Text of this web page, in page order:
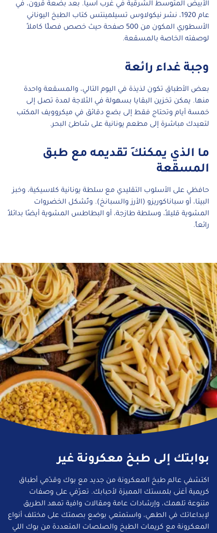
الأبيض المتوسط الشرقية في غرب آسيا. بعد بضعة قرون، في
عام 1920، نشر نيكولاوس تسيلمينتس كتاب الطبخ اليوناني
الأسطوري المكون من 500 صفحة حيث خصص فصلًا كاملاً
لوصفته الخاصة بالمسقعة.
وجبة غداء رائعة
بعض الأطباق تكون لذيذة في اليوم التالي، والمسقعة واحدة
منها. يمكن تخزين البقايا بسهولة في الثلاجة لمدة تصل إلى
خمسة أيام وتحتاج فقط إلى بضع دقائق في ميكروويف المكتب
لتعيدك مباشرة إلى مطعم يونانية على شاطئ البحر.
ما الذي يمكنكِ تقديمه مع طبق
المسقعة
حافظي على الأسلوب التقليدي مع سلطة يونانية كلاسيكية، وخبز
البيتا، أو سباناكوريزو (الأرز والسبانخ). وتُشكل الخضروات
المشوية قليلاً، وسلطة طازجة، أو البطاطس المشوية أيضًا بدائلاً
رائعاً.
بوابتك إلى طبخ معكرونة غير
اكتشفي عالم طبخ المعكرونة من جديد مع بوك وقدّمي أطباق
كريمية أغنى بلمستك المميزة لأحبابك. تعرّفي على وصفات
متنوعة تلهمك، وإرشادات عامة ومقالات وافية تمهد الطريق
لإبداعاتك في الطهي، واستمتعي بوضع بصمتك على مختلف أنواع
المعكرونة مع كريمات الطبخ والصلصات المتعددة من بوك اللي